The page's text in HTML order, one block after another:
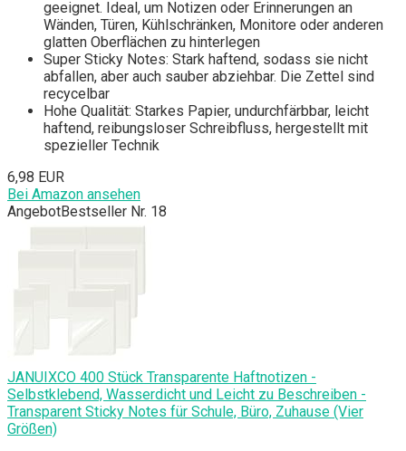
geeignet. Ideal, um Notizen oder Erinnerungen an
Wänden, Türen, Kühlschränken, Monitore oder anderen
glatten Oberflächen zu hinterlegen
Super Sticky Notes: Stark haftend, sodass sie nicht
abfallen, aber auch sauber abziehbar. Die Zettel sind
recycelbar
Hohe Qualität: Starkes Papier, undurchfärbbar, leicht
haftend, reibungsloser Schreibfluss, hergestellt mit
spezieller Technik
6,98 EUR
Bei Amazon ansehen
AngebotBestseller Nr. 18
JANUIXCO 400 Stück Transparente Haftnotizen -
Selbstklebend, Wasserdicht und Leicht zu Beschreiben -
Transparent Sticky Notes für Schule, Büro, Zuhause (Vier
Größen)